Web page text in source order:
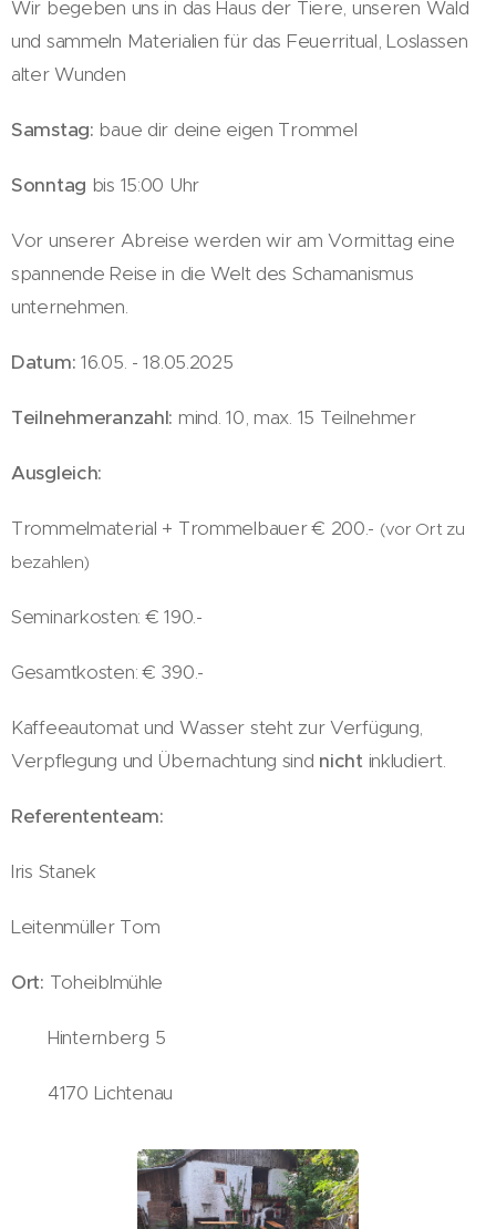
Wir begeben uns in das Haus der Tiere, unseren Wald
und sammeln Materialien für das Feuerritual, Loslassen
alter Wunden
Samstag: baue dir deine eigen Trommel
Sonntag bis 15:00 Uhr
Vor unserer Abreise werden wir am Vormittag eine
spannende Reise in die Welt des Schamanismus
unternehmen.
Datum:16.05. - 18.05.2025
Teilnehmeranzahl: mind. 10, max. 15 Teilnehmer
Ausgleich:
Trommelmaterial + Trommelbauer € 200.- (vor Ort zu
bezahlen)
Seminarkosten: € 190.-
Gesamtkosten: € 390.-
Kaffeeautomat und Wasser steht zur Verfügung,
Verpflegung und Übernachtung sind nicht inkludiert.
Referententeam:
Iris Stanek
Leitenmüller Tom
Ort: Toheiblmühle
Hinternberg 5
4170 Lichtenau